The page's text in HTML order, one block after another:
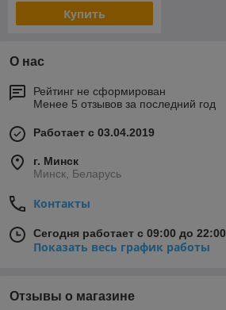
Купить
О нас
Рейтинг не сформирован
Менее 5 отзывов за последний год
Работает с 03.04.2019
г. Минск
Минск, Беларусь
Контакты
Сегодня работает с 09:00 до 22:00
Показать весь график работы
Отзывы о магазине